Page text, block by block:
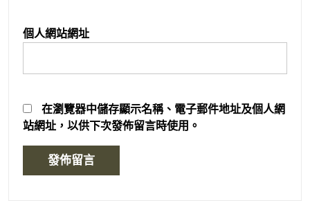
個人網站網址
在瀏覽器中儲存顯示名稱、電子郵件地址及個人網
站網址，以供下次發佈留言時使用。